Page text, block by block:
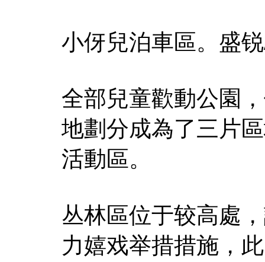
小伢兒泊車區。盛
全部兒童歡動公園
地劃分成為了三片
活動區。
丛林區位于较高處
力嬉戏举措措施，